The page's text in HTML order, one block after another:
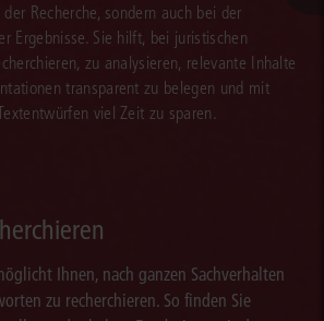
Recherche, sondern auch bei der
Ergebnisse. Sie hilft, bei juristischen
zu analysieren, relevante Inhalte
transparent zu belegen und mit
viel Zeit zu sparen.
Ihnen, nach ganzen Sachverhalten
zu recherchieren. So finden Sie